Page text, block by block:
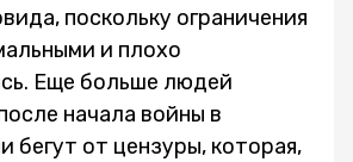
поскольку ограничения
и плохо
Еще больше людей
начала войны в
бегут от цензуры, которая,